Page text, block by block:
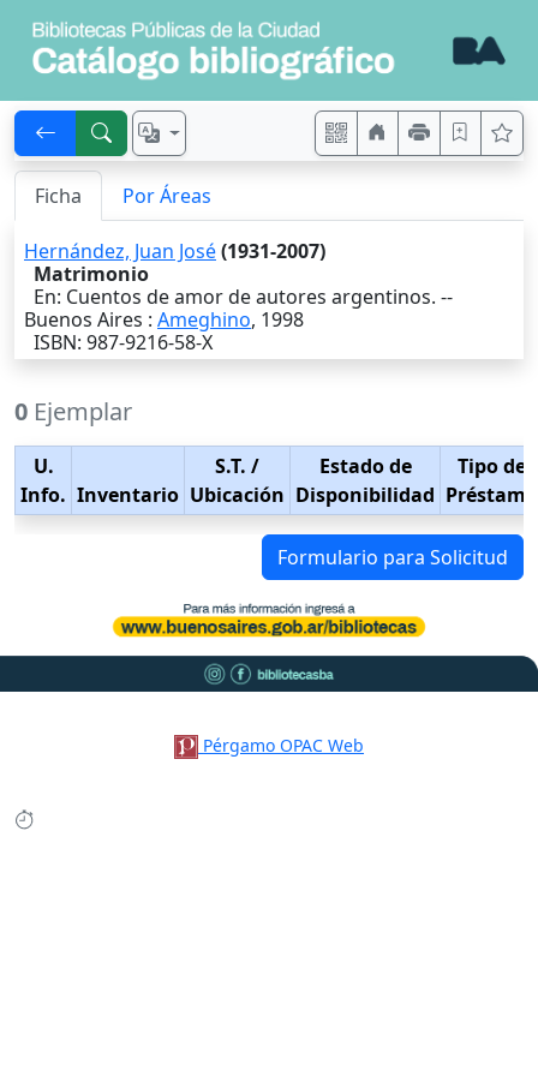
Ficha Por Áreas
Hernández, Juan José(1931-2007)
Matrimonio
En: Cuentos de amor de autores argentinos. --
Buenos Aires : Ameghino, 1998
ISBN: 987-9216-58-X
0 Ejemplar
U.
Info. Inventario
S.T. /
Ubicación
Estado de
Disponibilidad
Tipo de
Préstamo
Formulario para Solicitud
Pérgamo OPAC Web